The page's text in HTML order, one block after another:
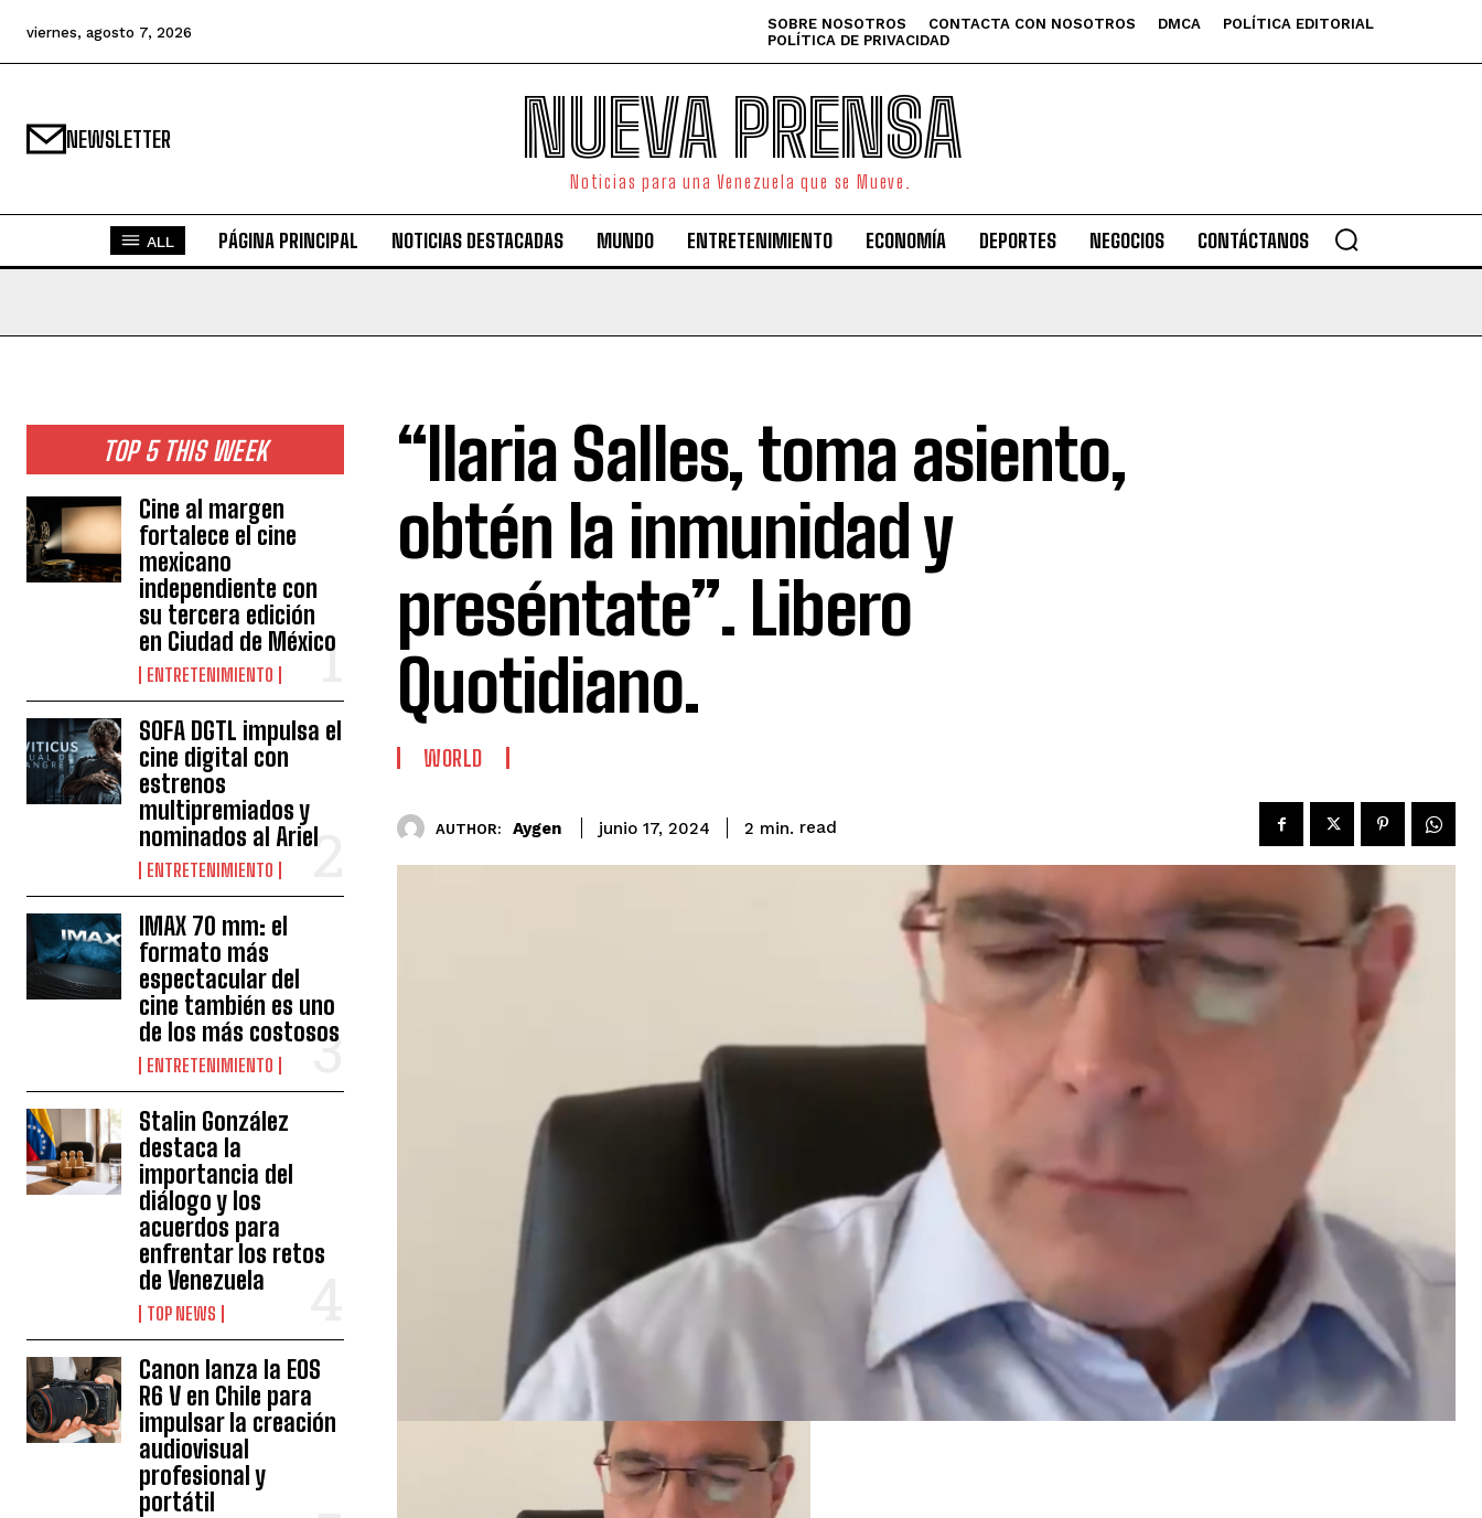
viernes, agosto 7, 2026 SOBRE NOSOTROS CONTACTA CON NOSOTROS DMCA
POLÍTICA EDITORIAL
POLÍTICA DE PRIVACIDAD
NEWSLETTER NUEVA PRENSA
Noticias para una Venezuela que se Mueve.
ALL PÁGINA PRINCIPAL NOTICIAS DESTACADAS MUNDO ENTRETENIMIENTO ECONOMÍA DEPORTES NEGOCIOS CONTÁCTANOS
TOP 5 THIS WEEK
Cine al margen
fortalece el cine
mexicano
independiente con
su tercera edición
en Ciudad de México
ENTRETENIMIENTO
SOFA DGTL impulsa el
cine digital con
estrenos
multipremiados y
nominados al Ariel
ENTRETENIMIENTO
IMAX 70 mm: el
formato más
espectacular del
cine también es uno
de los más costosos
ENTRETENIMIENTO
Stalin González
destaca la
importancia del
diálogo y los
acuerdos para
enfrentar los retos
de Venezuela
TOP NEWS
Canon lanza la EOS
R6 V en Chile para
impulsar la creación
audiovisual
profesional y
portátil
“Ilaria Salles, toma asiento,
obtén la inmunidad y
preséntate”. Libero
Quotidiano.
WORLD
AUTHOR: Aygen junio 17, 2024 2 min. read